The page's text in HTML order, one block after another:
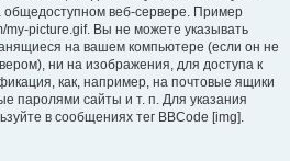
веб-сервере. Пример
my-picture.gif. Вы не можете указывать
на вашем компьютере (если он не
ни на изображения, для доступа к
как, например, на почтовые ящики
паролями сайты и т. п. Для указания
в сообщениях тег BBCode [img].